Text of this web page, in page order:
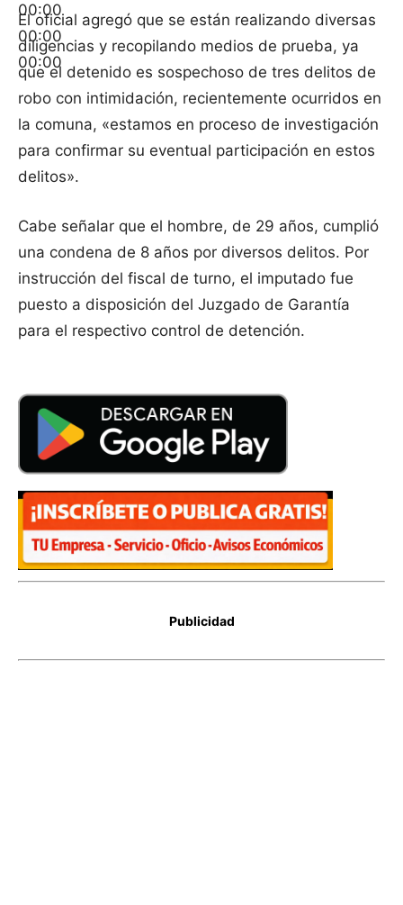
00:00
00:00
00:00
El oficial agregó que se están realizando diversas
diligencias y recopilando medios de prueba, ya
que el detenido es sospechoso de tres delitos de
robo con intimidación, recientemente ocurridos en
la comuna, «estamos en proceso de investigación
para confirmar su eventual participación en estos
delitos».
Cabe señalar que el hombre, de 29 años, cumplió
una condena de 8 años por diversos delitos. Por
instrucción del fiscal de turno, el imputado fue
puesto a disposición del Juzgado de Garantía
para el respectivo control de detención.
Publicidad